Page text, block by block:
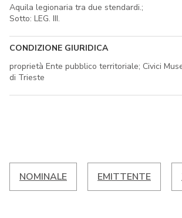
Aquila legionaria tra due stendardi.;
Sotto: LEG. III.
CONDIZIONE GIURIDICA
proprietà Ente pubblico territoriale; Civici
di Trieste
NOMINALE EMITTENTE